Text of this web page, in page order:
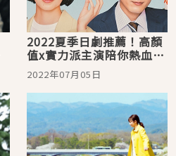
2022夏季日劇推薦！高顏
值x實力派主演陪你熱血一
夏
2022年07月05日